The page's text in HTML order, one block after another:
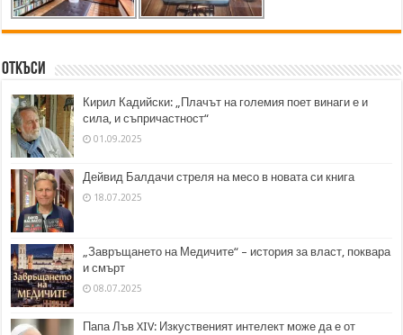
Откъси
Кирил Кадийски: „Плачът на големия поет винаги е и
сила, и съпричастност“
01.09.2025
Дейвид Балдачи стреля на месо в новата си книга
18.07.2025
„Завръщането на Медичите“ – история за власт, поквара
и смърт
08.07.2025
Папа Лъв XIV: Изкуственият интелект може да е от